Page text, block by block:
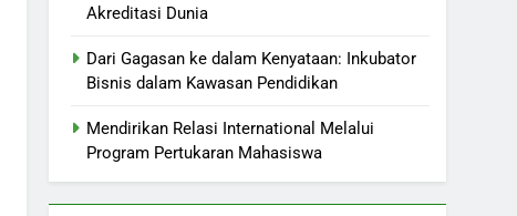
Akreditasi Dunia
Dari Gagasan ke dalam Kenyataan: Inkubator
Bisnis dalam Kawasan Pendidikan
Mendirikan Relasi International Melalui
Program Pertukaran Mahasiswa